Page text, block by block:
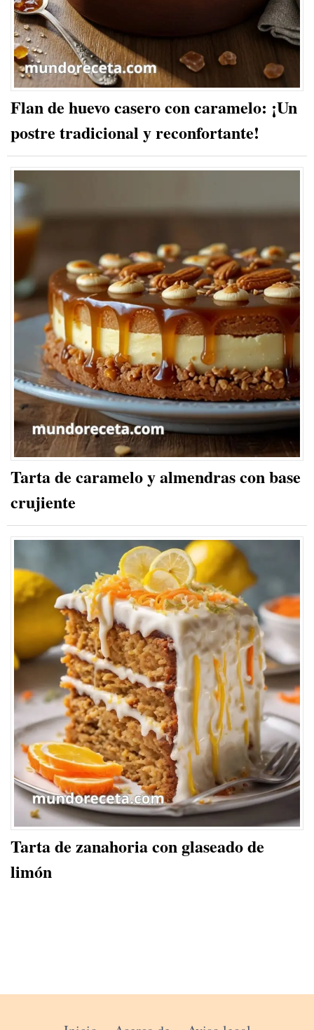
Flan de huevo casero con caramelo: ¡Un
postre tradicional y reconfortante!
Tarta de caramelo y almendras con base
crujiente
Tarta de zanahoria con glaseado de
limón